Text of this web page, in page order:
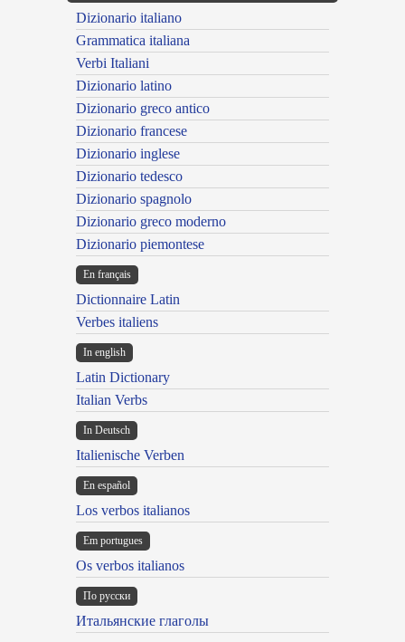
Dizionario italiano
Grammatica italiana
Verbi Italiani
Dizionario latino
Dizionario greco antico
Dizionario francese
Dizionario inglese
Dizionario tedesco
Dizionario spagnolo
Dizionario greco moderno
Dizionario piemontese
En français
Dictionnaire Latin
Verbes italiens
In english
Latin Dictionary
Italian Verbs
In Deutsch
Italienische Verben
En español
Los verbos italianos
Em portugues
Os verbos italianos
По русски
Итальянские глаголы